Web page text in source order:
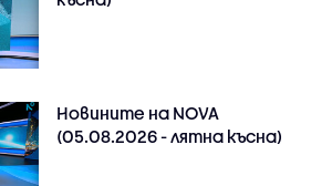
Новините на NOVA
(05.08.2026 - лятна късна)